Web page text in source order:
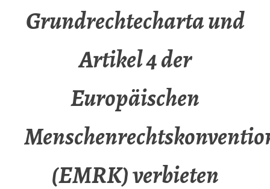
Grundrechtecharta und
Artikel 4 der
Europäischen
(EMRK) verbieten